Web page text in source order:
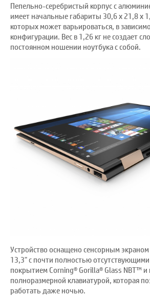
Пепельно-серебристый корпус с
имеет начальные габариты 30,6 x 21,8 x
которых может варьироваться, в
конфигурации. Вес в 1,26 кг не создает
постоянном ношении ноутбука с собой.
Устройство оснащено сенсорным
13,3" с почти полностью
покрытием Corning® Gorilla® Glass NBT™
полноразмерной клавиатурой, которая
работать даже ночью.